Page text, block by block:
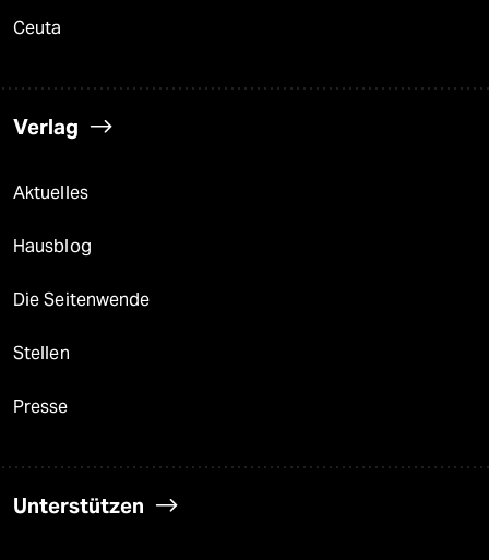
Ceuta
Verlag
Aktuelles
Hausblog
Die Seitenwende
Stellen
Presse
Unterstützen